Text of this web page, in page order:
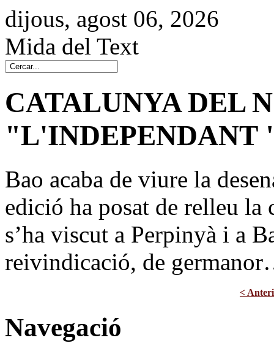
dijous, agost 06, 2026
Mida del Text
CATALUNYA DEL
"L'INDEPENDANT
Bao acaba de viure la
edició ha posat de relleu la
s’ha viscut a Perpinyà i a
reivindicació, de
<
Navegació